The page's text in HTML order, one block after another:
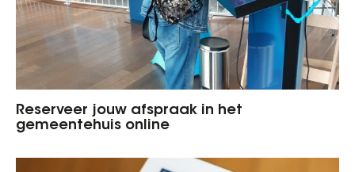
Reserveer jouw afspraak in het
gemeentehuis online